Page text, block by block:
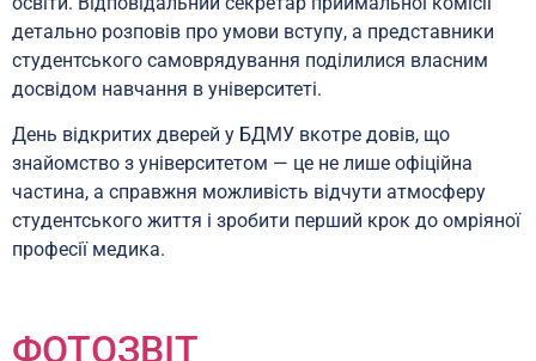
детально розповів про умови вступу, а представники
студентського самоврядування поділилися власним
досвідом навчання в університеті.
День відкритих дверей у БДМУ вкотре довів, що
знайомство з університетом — це не лише офіційна
частина, а справжня можливість відчути атмосферу
студентського життя і зробити перший крок до омріяної
професії медика.
ФОТОЗВІТ